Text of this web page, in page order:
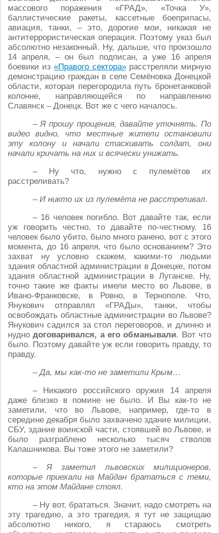
массового поражения «ГРАД», «Точка У»,
баллистические ракеты, кассетные боеприпасы,
авиация, танки, – это, дорогие мои, никакая не
антитеррористическая операция. Поэтому указ был
абсолютно незаконный. Ну, дальше, что произошло
14 апреля, – он был подписан, а уже 16 апреля
боевики из«Правого сектора»расстреляли мирную
демонстрацию граждан в селе Семёновка Донецкой
области, которая перегородила путь бронетанковой
колонне, направляющейся по направлению
Славянск – Донецк. Вот же с чего началось.
– Я прошу прощения, давайте уточнять. По
видео видно, что местные жители остановили
эту колону и начали стаскивать солдат, они
начали кричать на них и всячески унижать.
– Ну что, нужно с пулемётов их
расстреливать?
– И никто их из пулемёта не расстреливал.
– 16 человек погибло. Вот давайте так, если
уж говорить честно, то давайте по-честному. 16
человек было убито, было много ранено, вот с этого
момента, до 16 апреля, что было основанием? Это
захват ну условно скажем, какими-то людьми
здания областной администрации в Донецке, потом
здания областной администрации в Луганске. Ну,
точно такие же факты имели место во Львове, в
Ивано-Франковске, в Ровно, в Тернополе. Что,
Янукович отправлял «ГРАДы», танки, чтобы
освобождать областные администрации во Львове?
Янукович садился за стол переговоров, и длинно и
нуднодоговаривался, а его обманывали. Вот что
было. Поэтому давайте уж если говорить правду, то
правду.
– Да, мы как-то не заметили Крым…
– Никакого российского оружия 14 апреля
даже близко в помине не было. И Вы как-то не
заметили, что во Львове, например, где-то в
середине декабря было захвачено здание милиции,
СБУ, здание воинской части, стоявшей во Львове, и
было разграблено несколько тысяч стволов
Калашникова. Вы тоже этого не заметили?
– Я заметил львовских милиционеров,
которые приехали на Майдан брататься с теми,
кто на этом Майдане стоял.
– Ну вот, брататься. Значит, надо смотреть на
эту трагедию, а это трагедия, я тут не защищаю
абсолютно никого, я стараюсь смотреть